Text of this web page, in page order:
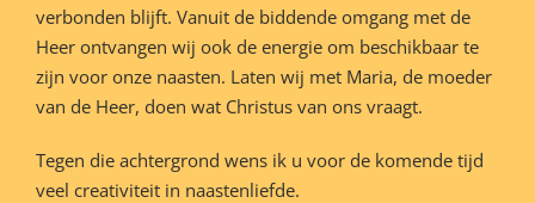
verbonden blijft. Vanuit de biddende omgang met de
Heer ontvangen wij ook de energie om beschikbaar te
zijn voor onze naasten. Laten wij met Maria, de moeder
van de Heer, doen wat Christus van ons vraagt.
Tegen die achtergrond wens ik u voor de komende tijd
veel creativiteit in naastenliefde.